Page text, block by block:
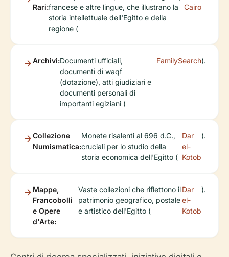
Rari:francese e altre lingue, che illustrano la
storia intellettuale dell'Egitto e della
regione (
Cairo
Archivi:Documenti ufficiali,
documenti di waqf
(dotazione), atti giudiziari e
documenti personali di
importanti egiziani (
FamilySearch).
Collezione
Numismatica:
Monete risalenti al 696 d.C.,
cruciali per lo studio della
storia economica dell'Egitto (
Dar
el-
Kotob
).
Mappe,
Francobolli
e Opere
d'Arte:
Vaste collezioni che riflettono il
patrimonio geografico, postale
e artistico dell'Egitto (
Dar
el-
Kotob
).